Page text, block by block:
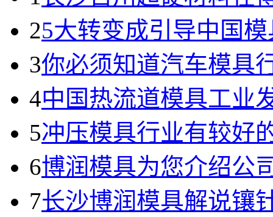
25大转变成引导中国
3你必须知道汽车模具
4中国热流道模具工业
5冲压模具行业有较好
6博润模具为您介绍公
7长沙博润模具解说镶